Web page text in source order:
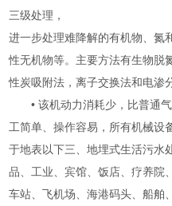
三级处理，
进一步处理难降解的有机物、氮
性无机物等。主要方法有生物脱
性炭吸附法，离子交换法和电渗
• 该机动力消耗少，比普通气
工简单、操作容易，所有机械设
于地表以下三、地埋式生活污水
品、工业、宾馆、饭店、疗养院
车站、飞机场、海港码头、船舶